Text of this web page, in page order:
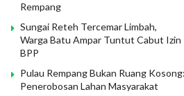
Rempang
Sungai Reteh Tercemar Limbah,
Warga Batu Ampar Tuntut Cabut Izin
BPP
Pulau Rempang Bukan Ruang
Penerobosan Lahan Masyarakat